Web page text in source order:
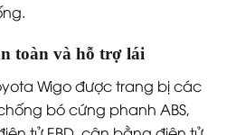
toàn và hỗ trợ lái
Wigo được trang bị các
bó cứng phanh ABS,